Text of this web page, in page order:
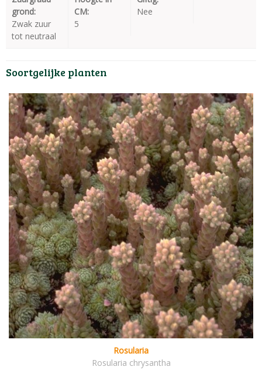
grond:
Zwak zuur
tot neutraal
CM:
5
Nee
Soortgelijke planten
Rosularia
Rosularia chrysantha